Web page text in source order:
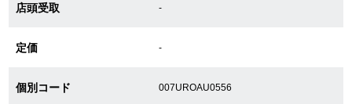
店舗情報
銀座中央通り店
店頭受取 -
定価 -
個別コード 007UROAU0556